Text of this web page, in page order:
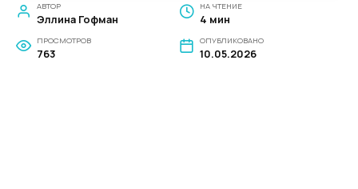
АВТОР
Эллина Гофман
НА ЧТЕНИЕ
4 мин
ПРОСМОТРОВ
763
ОПУБЛИКОВАНО
10.05.2026